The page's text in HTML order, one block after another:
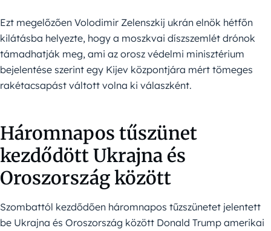
Ezt megelőzően Volodimir Zelenszkij ukrán elnök hétfőn
kilátásba helyezte, hogy a moszkvai díszszemlét drónok
támadhatják meg, ami az orosz védelmi minisztérium
bejelentése szerint egy Kijev központjára mért tömeges
rakétacsapást váltott volna ki válaszként.
Háromnapos tűszünet
kezdődött Ukrajna és
Oroszország között
Szombattól kezdődően háromnapos tűzszünetet jelentett
be Ukrajna és Oroszország között Donald Trump amerikai